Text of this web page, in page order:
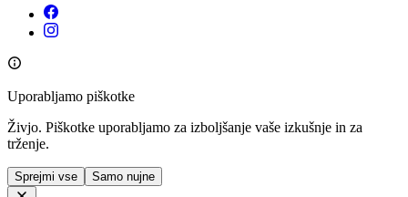
Uporabljamo piškotke
Živjo. Piškotke uporabljamo za izboljšanje vaše izkušnje in za
trženje.
Sprejmi vse Samo nujne